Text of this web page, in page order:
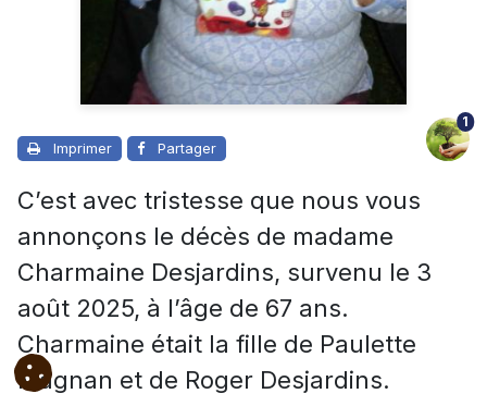
Imprimer Partager
1
C’est avec tristesse que nous vous
annonçons le décès de madame
Charmaine Desjardins, survenu le 3
août 2025, à l’âge de 67 ans.
Charmaine était la fille de Paulette
Magnan et de Roger Desjardins.